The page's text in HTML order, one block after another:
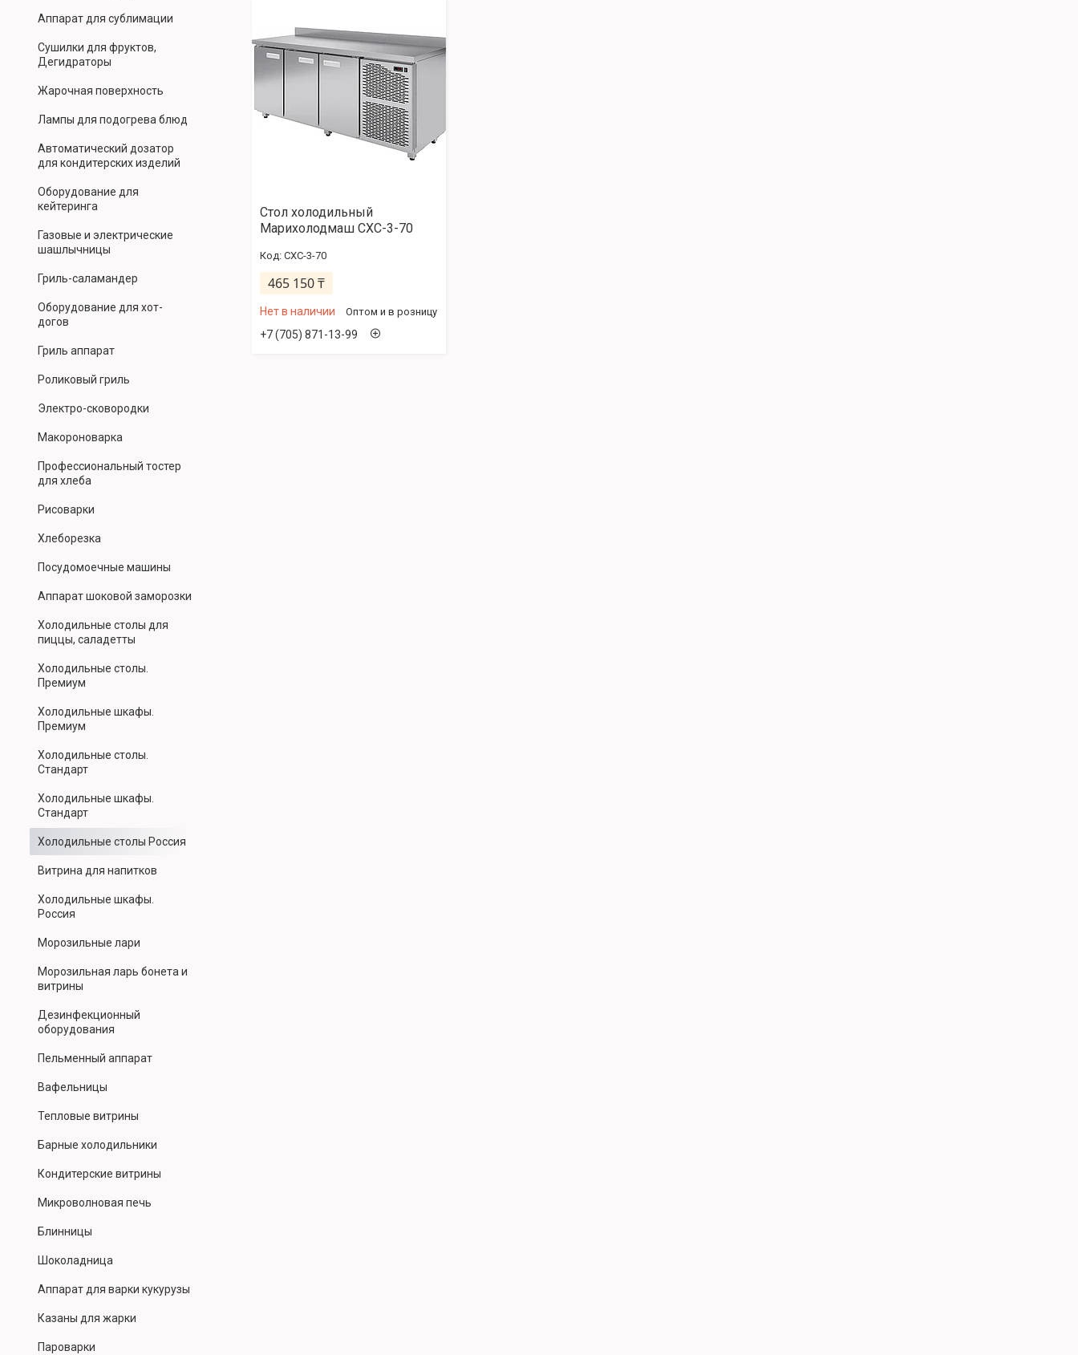
Аппарат для сублимации
Сушилки для фруктов,
Дегидраторы
Жарочная поверхность
Лампы для подогрева блюд
Автоматический дозатор
для кондитерских изделий
Оборудование для
кейтеринга
Газовые и электрические
шашлычницы
Гриль-саламандер
Оборудование для хот-
догов
Гриль аппарат
Роликовый гриль
Электро-сковородки
Макороноварка
Профессиональный тостер
для хлеба
Рисоварки
Хлеборезка
Посудомоечные машины
Аппарат шоковой заморозки
Холодильные столы для
пиццы, саладетты
Холодильные столы.
Премиум
Холодильные шкафы.
Премиум
Холодильные столы.
Стандарт
Холодильные шкафы.
Стандарт
Холодильные столы Россия
Витрина для напитков
Холодильные шкафы.
Россия
Морозильные лари
Морозильная ларь бонета и
витрины
Дезинфекционный
оборудования
Пельменный аппарат
Вафельницы
Тепловые витрины
Барные холодильники
Кондитерские витрины
Микроволновая печь
Блинницы
Шоколадница
Аппарат для варки кукурузы
Казаны для жарки
Пароварки
Стол холодильный
Марихолодмаш СХС-3-70
СХС-3-70
465 150 ₸
Нет в наличии Оптом и в розницу
+7 (705) 871-13-99